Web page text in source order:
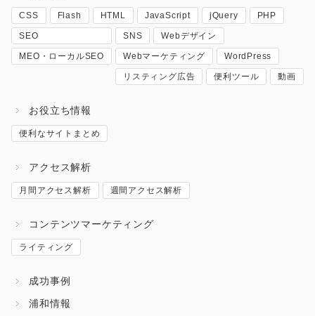
CSS Flash HTML JavaScript jQuery PHP
SEO
MEO・ローカルSEO
SNS Webデザイン
Webマーケティング WordPress
リスティング広告 便利ツール 動画
お役立ち情報
便利なサイトまとめ
アクセス解析
月間アクセス解析 週間アクセス解析
コンテンツマーケティング
ライティング
成功事例
浦和情報